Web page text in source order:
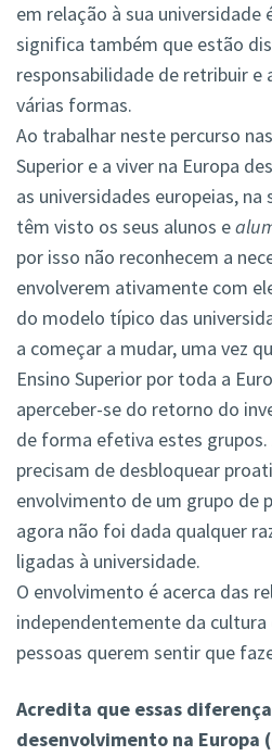
em relação à sua universidade
significa também que estão
responsabilidade de retribuir e
várias formas.
Ao trabalhar neste percurso
Superior e a viver na Europa
as universidades europeias,
têm visto os seus alunos e
por isso não reconhecem a
envolverem ativamente com
do modelo típico das
a começar a mudar, uma vez
Ensino Superior por toda a
aperceber-se do retorno do
de forma efetiva estes grupos.
precisam de desbloquear
envolvimento de um grupo de
agora não foi dada qualquer
ligadas à universidade.
O envolvimento é acerca das
independentemente da cultura
pessoas querem sentir que
Acredita que essas
desenvolvimento na Europa